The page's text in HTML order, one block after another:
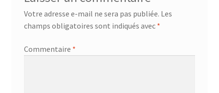
Votre adresse e-mail ne sera pas publiée. Les
champs obligatoires sont indiqués avec *
Commentaire *